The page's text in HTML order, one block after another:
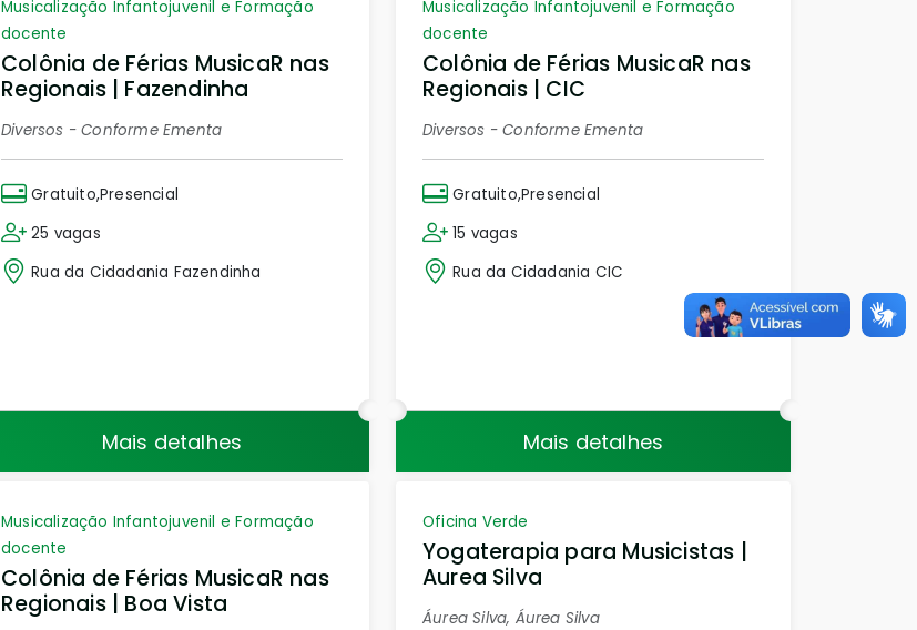
Musicalização Infantojuvenil e Formação
docente
Colônia de Férias MusicaR nas
Regionais | Fazendinha
Diversos - Conforme Ementa
Gratuito,Presencial
25 vagas
Rua da Cidadania Fazendinha
Mais detalhes
Musicalização Infantojuvenil e Formação
docente
Colônia de Férias MusicaR nas
Regionais | CIC
Diversos - Conforme Ementa
Gratuito,Presencial
15 vagas
Rua da Cidadania CIC
Mais detalhes
Musicalização Infantojuvenil e Formação
docente
Colônia de Férias MusicaR nas
Regionais | Boa Vista
Oficina Verde
Yogaterapia para Musicistas |
Aurea Silva
Áurea Silva, Áurea Silva